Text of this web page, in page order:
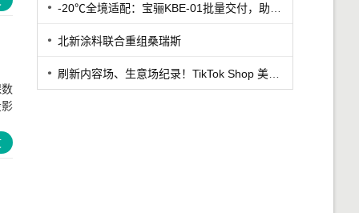
北新涂料联合重组桑瑞斯